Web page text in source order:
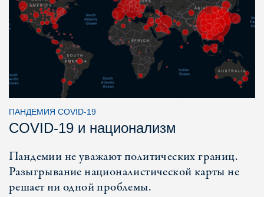
ПАНДЕМИЯ COVID-19
COVID-19 и национализм
Пандемии не уважают политических границ.
Разыгрывание националистической карты не
решает ни одной проблемы.